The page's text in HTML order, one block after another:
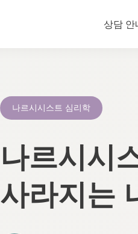
상담 안
나르시시스트 심리학
나르시시
사라지는